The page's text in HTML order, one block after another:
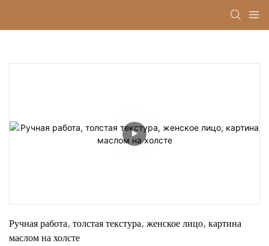
Ручная работа, толстая текстура, женское лицо, картина
маслом на холсте